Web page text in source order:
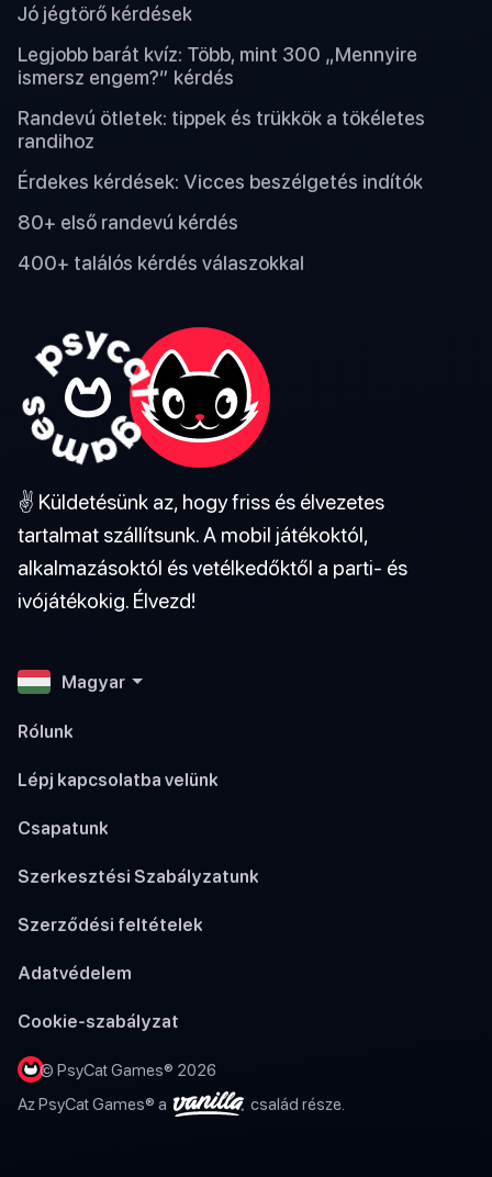
Jó jégtörő kérdések
Legjobb barát kvíz: Több, mint 300 „Mennyire
ismersz engem?” kérdés
Randevú ötletek: tippek és trükkök a tökéletes
randihoz
Érdekes kérdések: Vicces beszélgetés indítók
80+ első randevú kérdés
400+ találós kérdés válaszokkal
✌️ Küldetésünk az, hogy friss és élvezetes
tartalmat szállítsunk. A mobil játékoktól,
alkalmazásoktól és vetélkedőktől a parti- és
ivójátékokig. Élvezd!
Magyar
Rólunk
Lépj kapcsolatba velünk
Csapatunk
Szerkesztési Szabályzatunk
Szerződési feltételek
Adatvédelem
Cookie-szabályzat
© PsyCat Games® 2026
Az PsyCat Games® a
család része.